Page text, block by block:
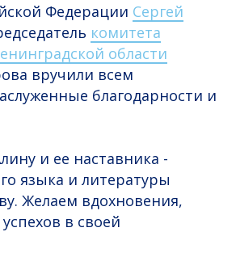
Федерации Сергей
комитета
области
вручили всем
благодарности и
и ее наставника -
языка и литературы
Желаем вдохновения,
в своей